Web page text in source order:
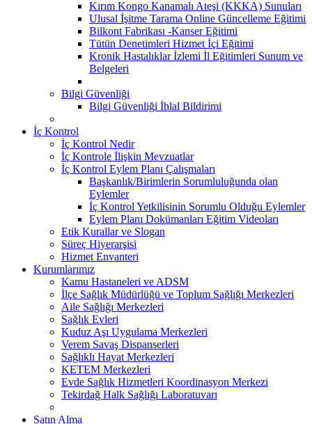
Kırım Kongo Kanamalı Ateşi (KKKA) Sunuları
Ulusal İşitme Tarama Online Güncelleme Eğitimi
Bilkont Fabrikası -Kanser Eğitimi
Tütün Denetimleri Hizmet İçi Eğitimi
Kronik Hastalıklar İzlemi İl Eğitimleri Sunum ve
Belgeleri
Bilgi Güvenliği
Bilgi Güvenliği İhlal Bildirimi
İç Kontrol
İç Kontrol Nedir
İç Kontrole İlişkin Mevzuatlar
İç Kontrol Eylem Planı Çalışmaları
Başkanlık/Birimlerin Sorumluluğunda olan
Eylemler
İç Kontrol Yetkilisinin Sorumlu Olduğu Eylemler
Eylem Planı Dokümanları Eğitim Videoları
Etik Kurallar ve Slogan
Süreç Hiyerarşisi
Hizmet Envanteri
Kurumlarımız
Kamu Hastaneleri ve ADSM
İlçe Sağlık Müdürlüğü ve Toplum Sağlığı Merkezleri
Aile Sağlığı Merkezleri
Sağlık Evleri
Kuduz Aşı Uygulama Merkezleri
Verem Savaş Dispanserleri
Sağlıklı Hayat Merkezleri
KETEM Merkezleri
Evde Sağlık Hizmetleri Koordinasyon Merkezi
Tekirdağ Halk Sağlığı Laboratuvarı
Satın Alma